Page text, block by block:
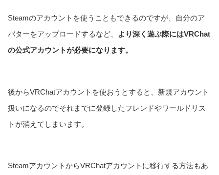
Steamのアカウントを使うこともできるのですが、自分のア
バターをアップロードするなど、
より深く遊ぶ際にはVRChat
の公式アカウントが必要になります。
後からVRChatアカウントを使おうとすると、新規アカウント
扱いになるのでそれまでに登録したフレンドやワールドリス
トが消えてしまいます。
SteamアカウントからVRChatアカウントに移行する方法もあ